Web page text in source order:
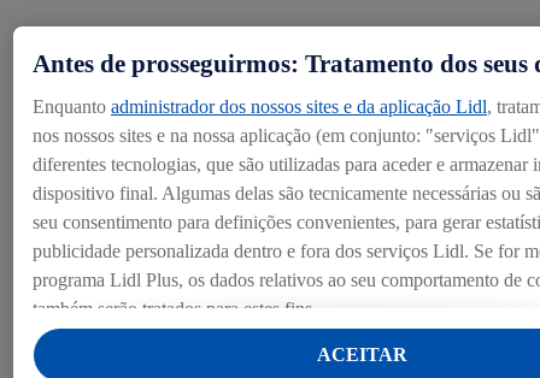
Antes de prosseguirmos: Tratamento dos seus
Enquanto administrador dos nossos sites e da aplicação Lidl,
nos nossos sites e na nossa aplicação (em conjunto: "serviços
diferentes tecnologias, que são utilizadas para aceder e armazenar
dispositivo final. Algumas delas são tecnicamente necessárias ou
seu consentimento para definições convenientes, para gerar
publicidade personalizada dentro e fora dos serviços Lidl. Se for
programa Lidl Plus, os dados relativos ao seu comportamento de
também serão tratados para estes fins.
Ao clicar em "Personalizar", pode autorizar finalidades de
individualizada e obter mais informações sobre o tratamento de
ACEITAR